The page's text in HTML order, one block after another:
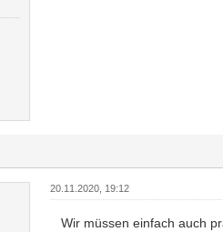
20.11.2020, 19:12
Wir müssen einfach auch